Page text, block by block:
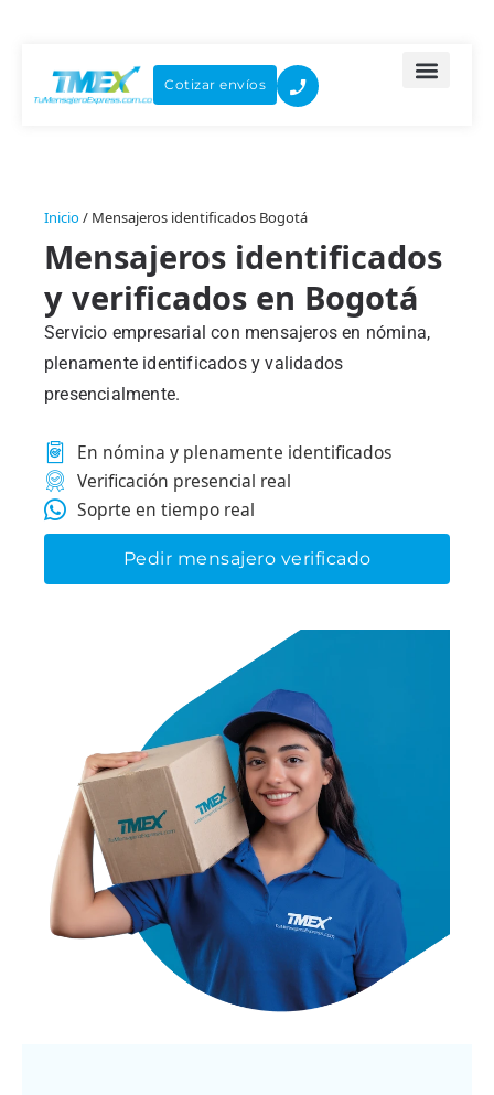
contenido
Cotizar envíos
Inicio/ Mensajeros identificados Bogotá
Mensajeros identificados
y verificados en Bogotá
Servicio empresarial con mensajeros en nómina,
plenamente identificados y validados
presencialmente.
En nómina y plenamente identificados
Verificación presencial real
Soprte en tiempo real
Pedir mensajero verificado